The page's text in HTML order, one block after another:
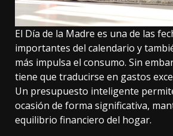
El Día de la Madre es una de las
importantes del calendario y
más impulsa el consumo. Sin
tiene que traducirse en gastos
Un presupuesto inteligente
ocasión de forma significativa,
equilibrio financiero del hogar.